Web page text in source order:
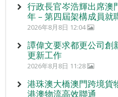
行政長官岑浩輝出席澳
年 – 第四屆架構成員就
2026年8月8日 12:04
譚偉文要求都更公司創
更新工作
2026年8月8日 11:28
港珠澳大橋澳門跨境貨
港澳物流高效聯通